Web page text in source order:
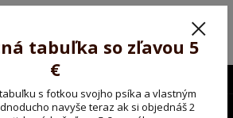
o trpezlivosť, v tomto období máme
malý darček ako ospravedlnenie.
objednávku nad 30€ s kódom pozorpes5 !!!
0,00 EUR
tabuľka so zľavou 5
€
s fotkou svojho psíka a vlastným
navyše teraz ak si objednáš 2